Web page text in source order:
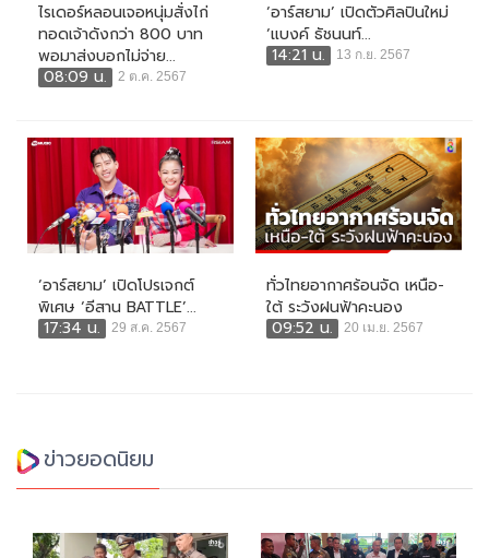
ไรเดอร์หลอนเจอหนุ่มสั่งไก่
ทอดเจ้าดังกว่า 800 บาท
พอมาส่งบอกไม่จ่าย...
08:09 น.
2 ต.ค. 2567
‘อาร์สยาม’ เปิดตัวศิลปินใหม่
‘แบงค์ ธัชนนท์...
14:21 น.
13 ก.ย. 2567
‘อาร์สยาม’ เปิดโปรเจกต์
พิเศษ ‘อีสาน BATTLE’...
17:34 น.
29 ส.ค. 2567
ทั่วไทยอากาศร้อนจัด เหนือ-
ใต้ ระวังฝนฟ้าคะนอง
09:52 น.
20 เม.ย. 2567
ข่าวยอดนิยม